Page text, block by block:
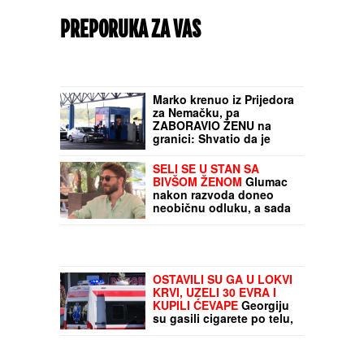
PREPORUKA ZA VAS
Marko krenuo iz Prijedora
za Nemačku, pa
ZABORAVIO ŽENU na
granici: Shvatio da je
nema tek posle nekoliko
kilometara
SELI SE U STAN SA
BIVŠOM ŽENOM Glumac
nakon razvoda doneo
neobičnu odluku, a sada
OSTAVILI SU GA U LOKVI
KRVI, UZELI 30 EVRA I
KUPILI ĆEVAPE Georgiju
su gasili cigarete po telu,
crtali svastike i davili ga,